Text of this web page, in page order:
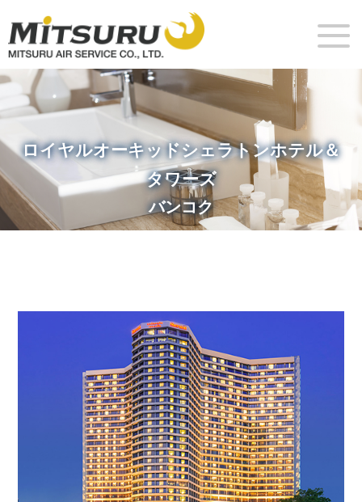
ロイヤルオーキッドシェラトンホテル＆
タワーズ
バンコク